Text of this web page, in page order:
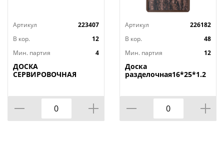
Артикул
223407
В кор.
12
Мин. партия
4
ДОСКА
СЕРВИРОВОЧНАЯ
УПАКОВКИ, КОР=12ШТ.
Артикул
226182
В кор.
48
Мин. партия
12
Доска
разделочная16*25*1.2